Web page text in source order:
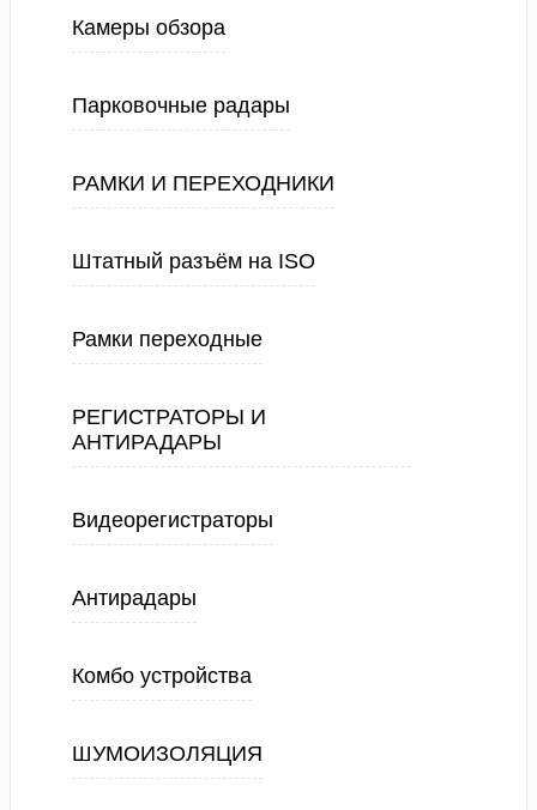
Камеры обзора
Парковочные радары
РАМКИ И ПЕРЕХОДНИКИ
Штатный разъём на ISO
Рамки переходные
РЕГИСТРАТОРЫ И
АНТИРАДАРЫ
Видеорегистраторы
Антирадары
Комбо устройства
ШУМОИЗОЛЯЦИЯ